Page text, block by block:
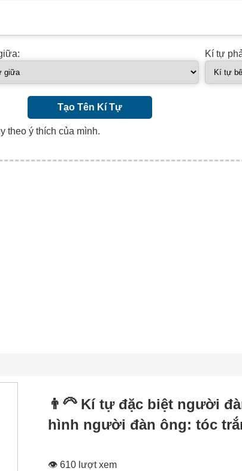
Kí tự
Tạo Tên Kí Tự
theo ý thích của mình.
👨‍🦳 Kí tự đặc biệt người
hình người đàn ông: tóc
👁 610 lượt xem